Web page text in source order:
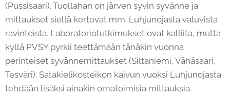
(Pussisaari). Tuollahan on järven syvin syvänne ja
mittaukset siellä kertovat mm. Luhjunojasta valuvista
ravinteista. Laboratoriotutkimukset ovat kalliita, mutta
kyllä PVSY pyrkii teettämään tänäkin vuonna
perinteiset syvännemittaukset (Siltaniemi, Vähäsaari,
Tesväri). Satakielikosteikon kaivun vuoksi Luhjunojasta
tehdään lisäksi ainakin omatoimisia mittauksia.